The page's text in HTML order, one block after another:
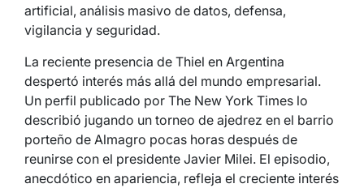
artificial, análisis masivo de datos, defensa,
vigilancia y seguridad.
La reciente presencia de Thiel en Argentina
despertó interés más allá del mundo empresarial.
Un perfil publicado por The New York Times lo
describió jugando un torneo de ajedrez en el barrio
porteño de Almagro pocas horas después de
reunirse con el presidente Javier Milei. El episodio,
anecdótico en apariencia, refleja el creciente interés